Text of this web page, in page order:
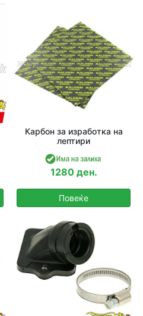
Карбон за изработка на
лептири
1280 ден.
Повеќе